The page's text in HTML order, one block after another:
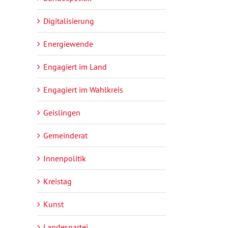
Digitalisierung
Energiewende
Engagiert im Land
Engagiert im Wahlkreis
Geislingen
Gemeinderat
Innenpolitik
Kreistag
Kunst